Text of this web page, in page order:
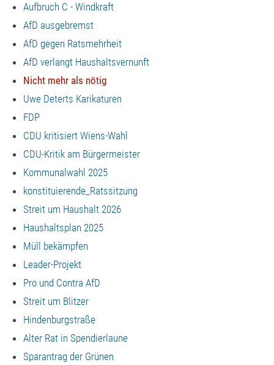
Aufbruch C - Windkraft
AfD ausgebremst
AfD gegen Ratsmehrheit
AfD verlangt Haushaltsvernunft
Nicht mehr als nötig
Uwe Deterts Karikaturen
FDP
CDU kritisiert Wiens-Wahl
CDU-Kritik am Bürgermeister
Kommunalwahl 2025
konstituierende_Ratssitzung
Streit um Haushalt 2026
Haushaltsplan 2025
Müll bekämpfen
Leader-Projekt
Pro und Contra AfD
Streit um Blitzer
Hindenburgstraße
Alter Rat in Spendierlaune
Sparantrag der Grünen